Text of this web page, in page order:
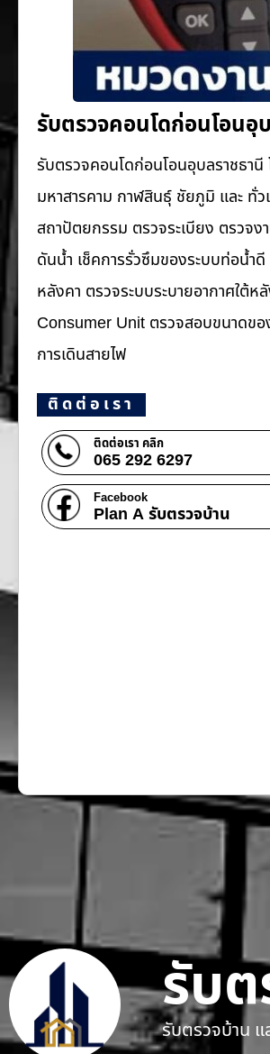
รับตรวจคอนโดก่อนโอนอุ
รับตรวจคอนโดก่อนโอนอุบลราชธา
มหาสารคาม กาฬสินธุ์ ชัยภูมิ และ ทั่
สถาปัตยกรรม ตรวจระเบียง ตรวจ
ดันน้ำ เช็คการรั่วซึมของระบบท่อน้ำ​
หลังคา ตรวจระบบระบายอากาศใต้
Consumer Unit ตรวจสอบขนาดข
การเดินสายไฟ
ติดต่อเรา
ติดต่อเรา คลิก
065 292 6297
Facebook
Plan A รับตรวจบ้าน
รับ
รับตรวจบ้าน